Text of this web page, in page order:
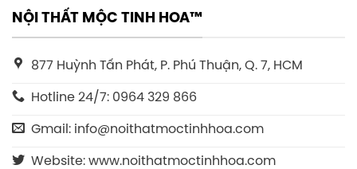
NỘI THẤT MỘC TINH HOA™
877 Huỳnh Tấn Phát, P. Phú Thuận, Q. 7, HCM
Hotline 24/7: 0964 329 866
Gmail: info@noithatmoctinhhoa.com
Website: www.noithatmoctinhhoa.com